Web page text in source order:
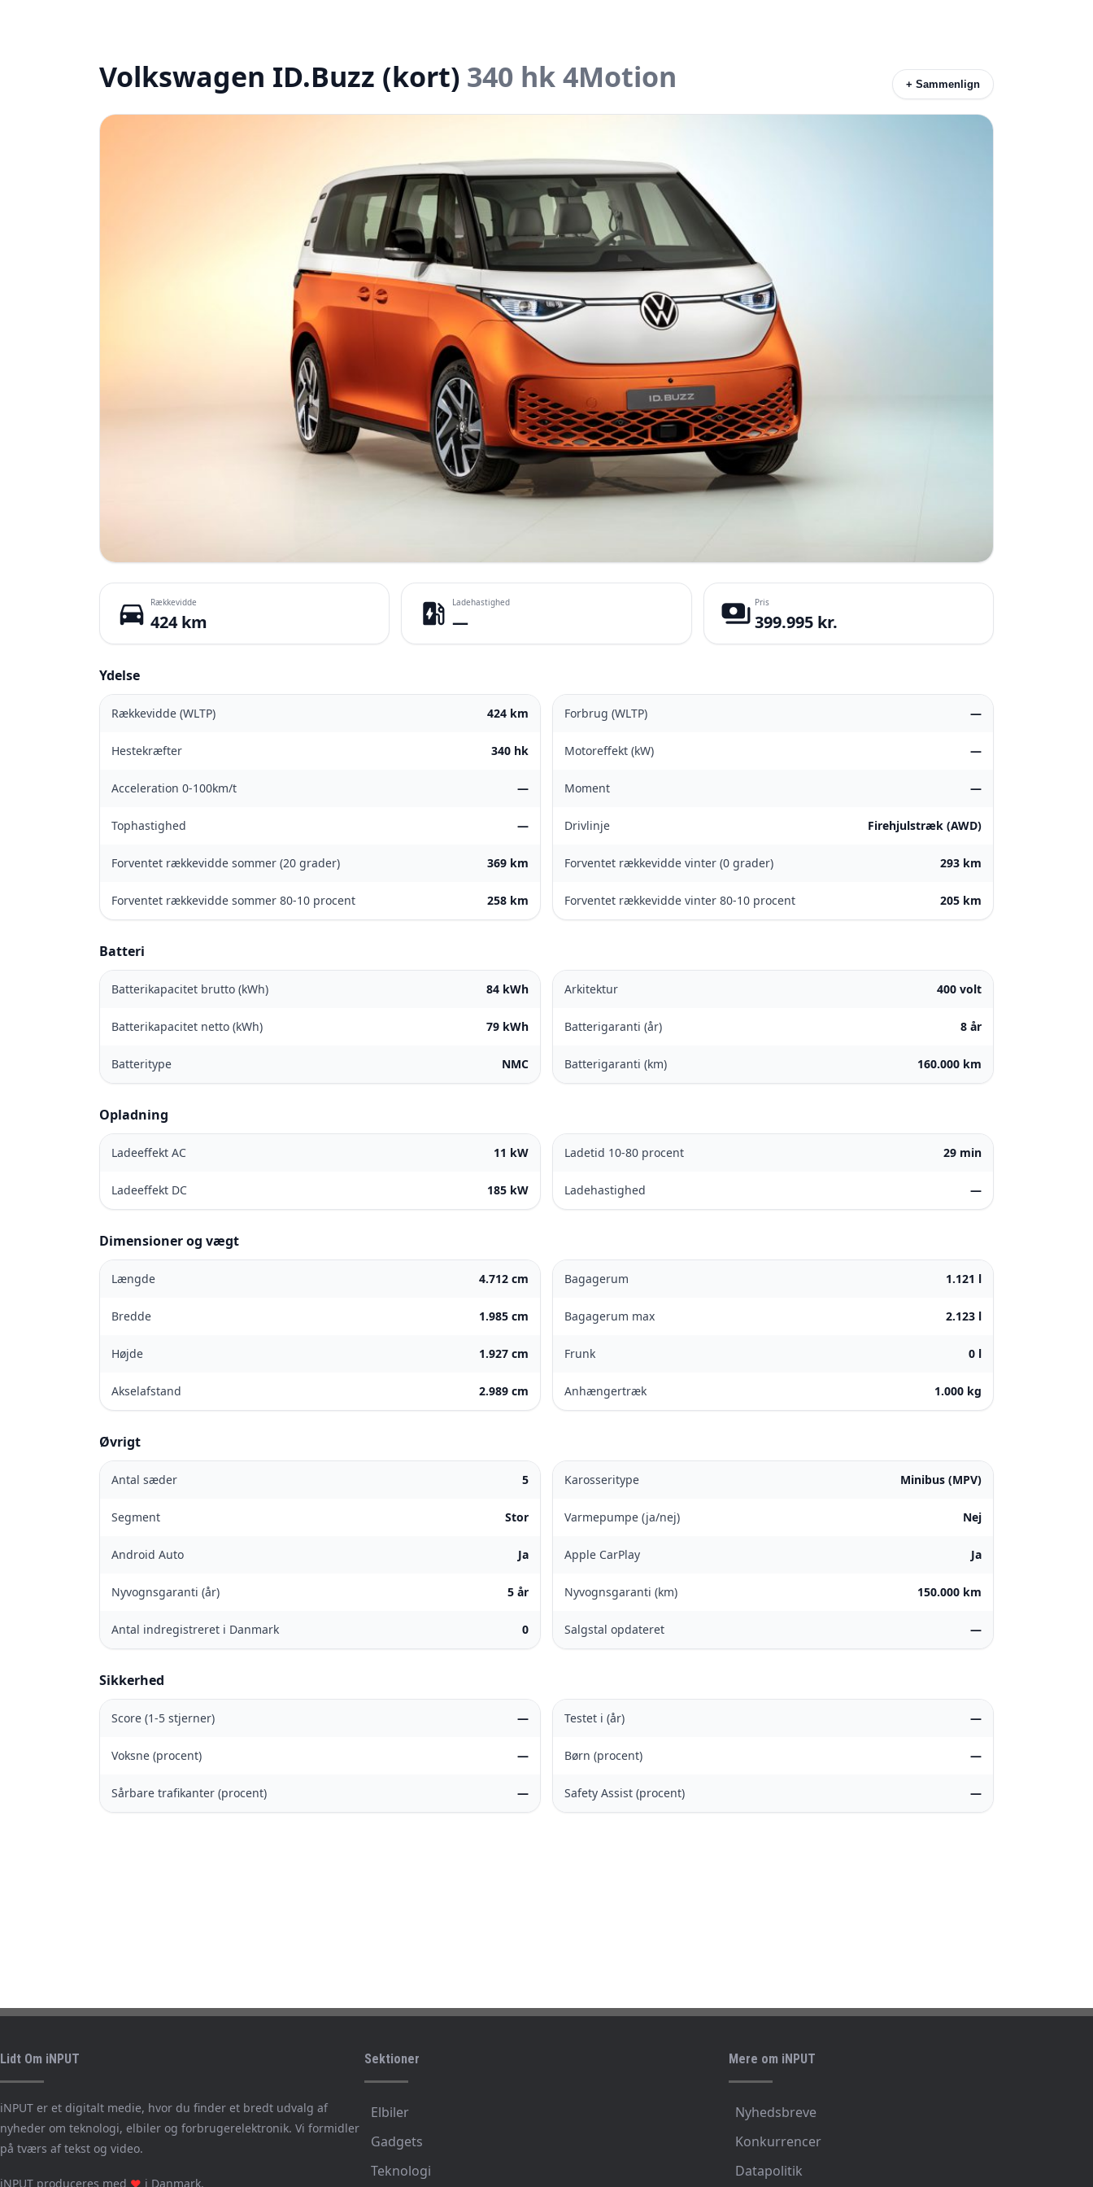
Volkswagen ID.Buzz (kort) 340 hk 4Motion + Sammenlign
directions_car Rækkevidde
424 km ev_station Ladehastighed
— payments Pris
399.995 kr.
Ydelse
Rækkevidde (WLTP) 424 km
Hestekræfter 340 hk
Acceleration 0-100km/t —
Tophastighed —
Forventet rækkevidde sommer (20 grader) 369 km
Forventet rækkevidde sommer 80-10 procent 258 km
Forbrug (WLTP) —
Motoreffekt (kW) —
Moment —
Drivlinje Firehjulstræk (AWD)
Forventet rækkevidde vinter (0 grader) 293 km
Forventet rækkevidde vinter 80-10 procent 205 km
Batteri
Batterikapacitet brutto (kWh) 84 kWh
Batterikapacitet netto (kWh) 79 kWh
Batteritype NMC
Arkitektur 400 volt
Batterigaranti (år) 8 år
Batterigaranti (km) 160.000 km
Opladning
Ladeeffekt AC 11 kW
Ladeeffekt DC 185 kW
Ladetid 10-80 procent 29 min
Ladehastighed —
Dimensioner og vægt
Længde 4.712 cm
Bredde 1.985 cm
Højde 1.927 cm
Akselafstand 2.989 cm
Bagagerum 1.121 l
Bagagerum max 2.123 l
Frunk 0 l
Anhængertræk 1.000 kg
Øvrigt
Antal sæder 5
Segment Stor
Android Auto Ja
Nyvognsgaranti (år) 5 år
Antal indregistreret i Danmark 0
Karosseritype Minibus (MPV)
Varmepumpe (ja/nej) Nej
Apple CarPlay Ja
Nyvognsgaranti (km) 150.000 km
Salgstal opdateret —
Sikkerhed
Score (1-5 stjerner) —
Voksne (procent) —
Sårbare trafikanter (procent) —
Testet i (år) —
Børn (procent) —
Safety Assist (procent) —
Lidt Om iNPUT
iNPUT er et digitalt medie, hvor du finder et bredt udvalg af
nyheder om teknologi, elbiler og forbrugerelektronik. Vi formidler
på tværs af tekst og video.
iNPUT produceres med ❤ i Danmark.
Sektioner
Elbiler
Gadgets
Teknologi
Mere om iNPUT
Nyhedsbreve
Konkurrencer
Datapolitik